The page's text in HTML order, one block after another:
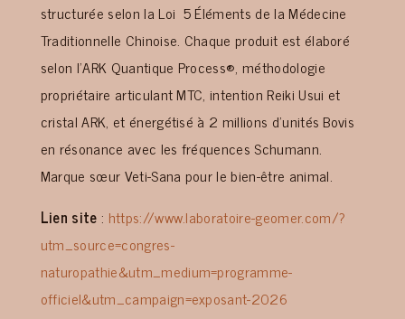
structurée selon la Loi 5 Éléments de la Médecine
Traditionnelle Chinoise. Chaque produit est élaboré
selon l’ARK Quantique Process®, méthodologie
propriétaire articulant MTC, intention Reiki Usui et
cristal ARK, et énergétisé à 2 millions d’unités Bovis
en résonance avec les fréquences Schumann.
Marque sœur Veti-Sana pour le bien-être animal.
Lien site : https://www.laboratoire-geomer.com/?
utm_source=congres-
naturopathie&utm_medium=programme-
officiel&utm_campaign=exposant-2026